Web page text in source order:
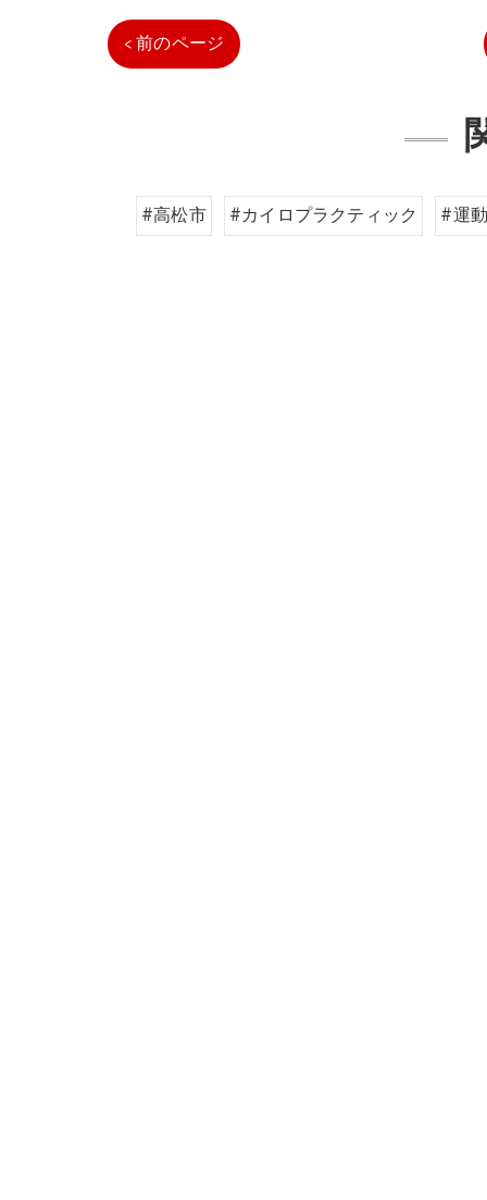
< 前のページ
#高松市 #カイロプラクティック #運動